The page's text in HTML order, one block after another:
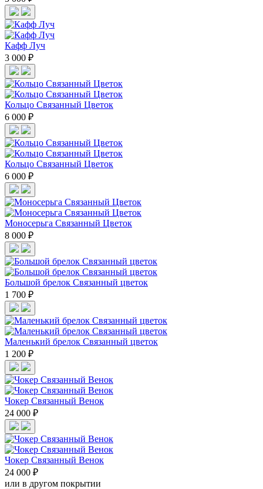
Кафф Луч
3 000 ₽
Кольцо Связанный Цветок
6 000 ₽
Кольцо Связанный Цветок
6 000 ₽
Моносерьга Связанный Цветок
8 000 ₽
Большой брелок Связанный цветок
1 700 ₽
Маленький брелок Связанный цветок
1 200 ₽
Чокер Связанный Венок
24 000 ₽
Чокер Связанный Венок
24 000 ₽
или в другом покрытии